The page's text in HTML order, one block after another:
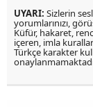
UYARI: Sizlerin
yorumlarınızı,
Küfür, hakaret,
içeren, imla
Türkçe karakter